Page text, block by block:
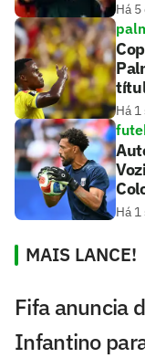
Há 5
Há
Há
MAIS LANCE!
Fifa anuncia
Infantino